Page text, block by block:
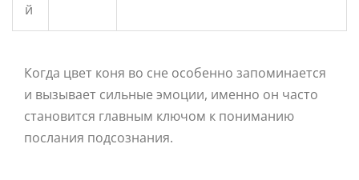
й
Когда цвет коня во сне особенно запоминается
и вызывает сильные эмоции, именно он часто
становится главным ключом к пониманию
послания подсознания.